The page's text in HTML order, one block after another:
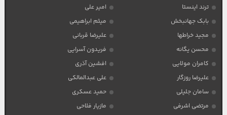
ترند اینستا
امیر علی
بابک جهانبخش
میثم ابراهیمی
مجید خراطها
علیرضا قربانی
محسن یگانه
فریدون آسرایی
کامران مولایی
افشین آذری
علیرضا روزگار
علی عبدالمالکی
سامان جلیلی
حمید عسکری
مرتضی اشرفی
مازیار فلاحی